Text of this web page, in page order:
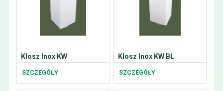
Klosz Inox KW
SZCZEGÓŁY
Klosz Inox KW BL
SZCZEGÓŁY